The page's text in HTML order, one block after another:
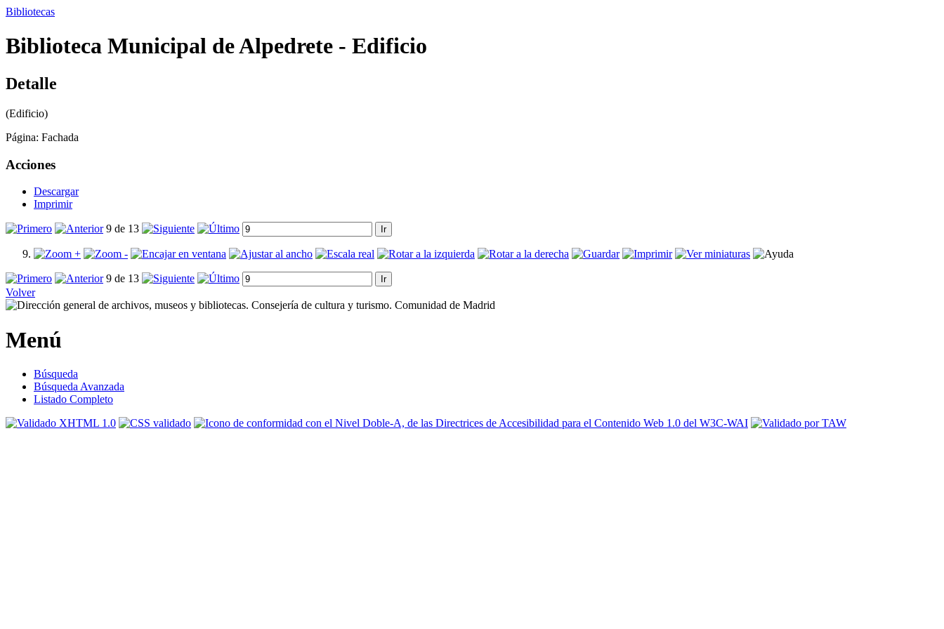
Bibliotecas
Biblioteca Municipal de Alpedrete - Edificio
Detalle
(Edificio)
Página: Fachada
Acciones
Descargar
Imprimir
9 de 13
9 de 13
Volver
Menú
Búsqueda
Búsqueda Avanzada
Listado Completo